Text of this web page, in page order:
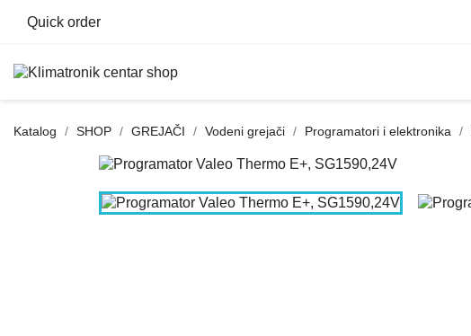
Quick order
Katalog SHOP GREJAČI Vodeni grejači Programatori i elektronika